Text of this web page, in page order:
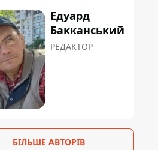
Едуард
Бакканський
РЕДАКТОР
БІЛЬШЕ АВТОРІВ